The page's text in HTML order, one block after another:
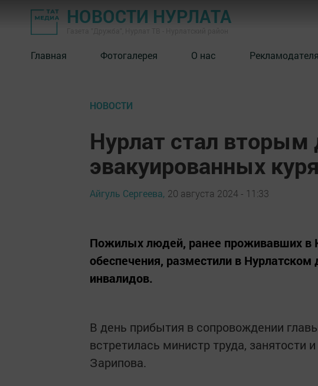
НОВОСТИ НУРЛАТА
Главная Фотогалерея О нас
НОВОСТИ
Нурлат стал
эвакуированных
Айгуль Сергеева, 20 августа 2024 - 11:33
Пожилых людей, ранее проживавших в
обеспечения, разместили в
инвалидов.
В день прибытия в сопровождении
встретилась министр труда,
Зарипова.